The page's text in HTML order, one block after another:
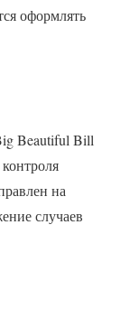
оформлять
Beautiful Bill
на
случаев